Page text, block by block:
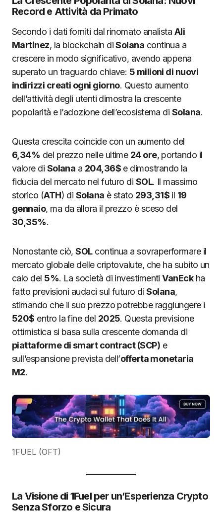
Record e Attività da Primato
Secondo i dati forniti dal rinomato analista Ali
Martinez, la blockchain diSolana continua a
crescere in modo significativo, avendo appena
superato un traguardo chiave: 5 milioni di nuovi
indirizzi creati ogni giorno. Questo aumento
dell’attività degli utenti dimostra la crescente
popolarità e l’adozione dell’ecosistema di Solana.
Questa crescita coincide con un aumento del
6,34% del prezzo nelle ultime 24 ore, portando il
valore di Solana a 204,36$ e dimostrando la
fiducia del mercato nel futuro di SOL. Il massimo
storico (ATH) di Solana è stato 293,31$il 19
gennaio, ma da allora il prezzo è sceso del
30,35%.
Nonostante ciò,SOLcontinua a sovraperformare il
mercato globale delle criptovalute, che ha subito un
calo del 5%. La società di investimentiVanEckha
fatto previsioni audaci sul futuro diSolana,
stimando che il suo prezzo potrebbe raggiungere i
520$ entro la fine del 2025. Questa previsione
ottimistica si basa sulla crescente domanda di
piattaforme di smart contract (SCP) e
sull’espansione prevista dell’offerta monetaria
M2.
1FUEL (OFT)
La Visione di 1Fuel per un’Esperienza Crypto
Senza Sforzo e Sicura